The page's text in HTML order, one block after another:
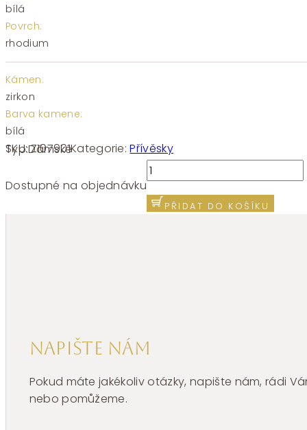
bílá
Povrch:
rhodium
Kámen:
zirkon
Barva kamene:
bílá
SKU:Z107901Kategorie:Přívěsky
Typ:Dámské
Dostupné na objednávku
Přívěšek
bílé
zlato
obrys
PŘIDAT DO KOŠÍKU
Napište nám
Pokud máte jakékoliv otázky, napište nám, rádi
nebo pomůžeme.